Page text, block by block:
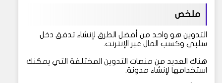
ملخص
التدوين هو واحد من أفضل الطرق لإنشاء تدفق دخل
سلبي وكسب المال عبر الإنترنت.
هناك العديد من منصات التدوين المختلفة التي يمكنك
استخدامها لإنشاء مدونة.